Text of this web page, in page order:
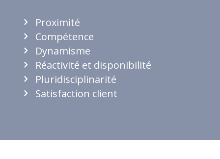
Proximité
Compétence
Dynamisme
Réactivité et disponibilité
Pluridisciplinarité
Satisfaction client